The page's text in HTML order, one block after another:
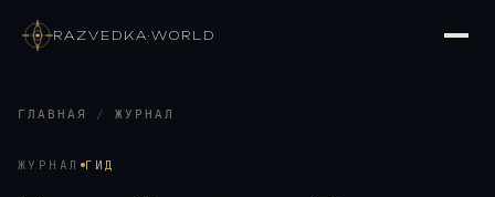
RAZVEDKA·WORLD
ГЛАВНАЯ / ЖУРНАЛ
ЖУРНАЛ ГИД